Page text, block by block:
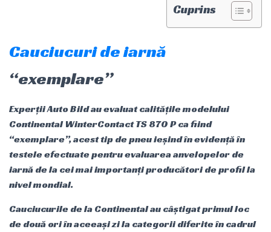
Cuprins
Cauciucuri de iarnă
“exemplare”
Experții Auto Bild au evaluat calitățile modelului
Continental WinterContact TS 870 P ca fiind
“exemplare”, acest tip de pneu ieșind în evidență în
testele efectuate pentru evaluarea anvelopelor de
iarnă de la cei mai importanți producători de profil la
nivel mondial.
Cauciucurile de la Continental au câștigat primul loc
de două ori în aceeași zi la categorii diferite în cadrul